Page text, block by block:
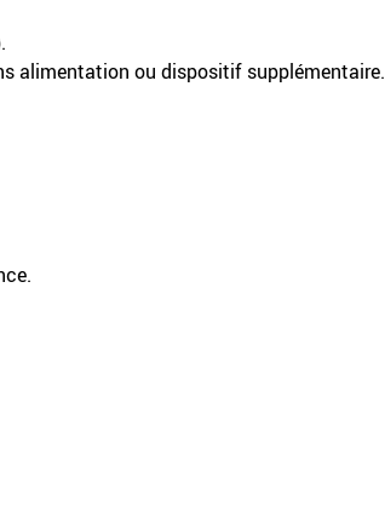
alimentation ou dispositif supplémentaire.